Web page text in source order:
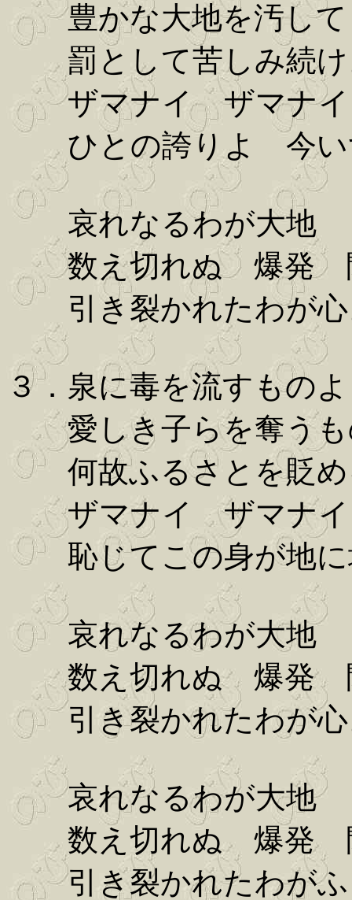
豊かな大地を汚して
罰として苦しみ続け
ザマナイ ザマナイ
ひとの誇りよ 今い
哀れなるわが大地
数え切れぬ 爆発
引き裂かれたわが心
３．泉に毒を流すものよ
愛しき子らを奪うも
何故ふるさとを貶め
ザマナイ ザマナイ
恥じてこの身が地に
哀れなるわが大地
数え切れぬ 爆発
引き裂かれたわが心
哀れなるわが大地
数え切れぬ 爆発
引き裂かれたわがふ